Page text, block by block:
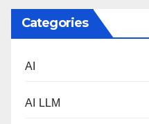
Categories
AI
AI LLM